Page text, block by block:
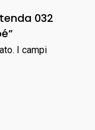
032
I campi